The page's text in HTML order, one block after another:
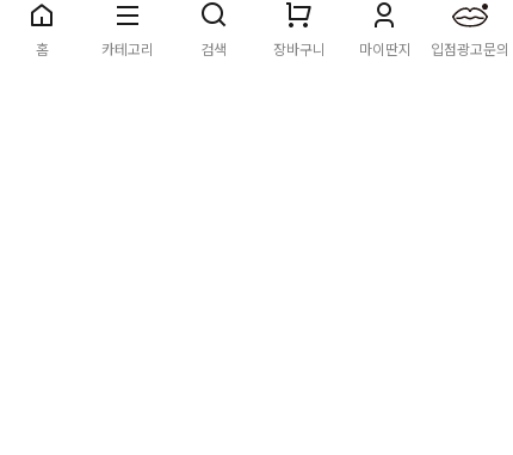
딴지마켓 이용약관개인정보처리방침 입점·광고문의
홈 카테고리 검색 장바구니 마이딴지 입점광고문의